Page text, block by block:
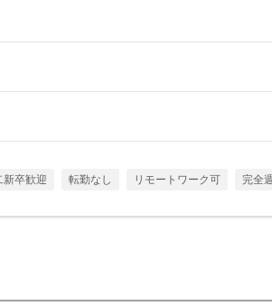
新卒歓迎 転勤なし リモートワーク可 完全